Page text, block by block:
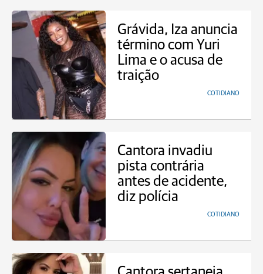
Grávida, Iza anuncia
término com Yuri
Lima e o acusa de
traição
COTIDIANO
Cantora invadiu
pista contrária
antes de acidente,
diz polícia
COTIDIANO